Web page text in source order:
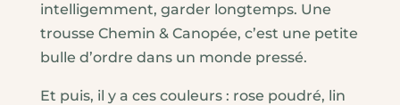
intelligemment, garder longtemps. Une
trousse Chemin & Canopée, c’est une petite
bulle d’ordre dans un monde pressé.
Et puis, il y a ces couleurs : rose poudré, lin